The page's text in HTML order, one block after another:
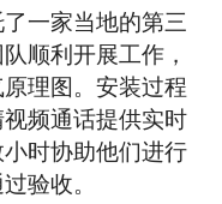
一家当地的第三
顺利开展工作，
理图。安装过程
频通话提供实时
时协助他们进行
验收。